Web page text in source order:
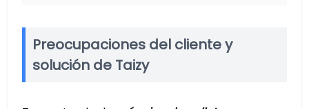
Preocupaciones del cliente y
solución de Taizy